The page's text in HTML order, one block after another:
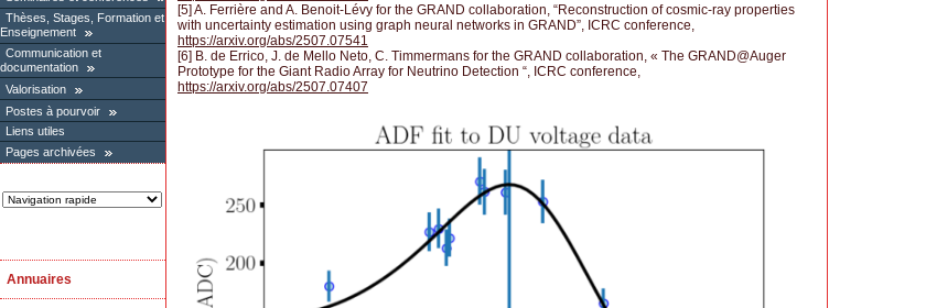
Thèses, Stages, Formation et
Enseignement
Communication et
documentation
Valorisation
Postes à pourvoir
Liens utiles
Pages archivées
Annuaires
[5] A. Ferrière and A. Benoit-Lévy for the GRAND collaboration, “Reconstruction of cosmic-ray properties
with uncertainty estimation using graph neural networks in GRAND”, ICRC conference,
https://arxiv.org/abs/2507.07541
[6] B. de Errico, J. de Mello Neto, C. Timmermans for the GRAND collaboration, « The GRAND@Auger
Prototype for the Giant Radio Array for Neutrino Detection “, ICRC conference,
https://arxiv.org/abs/2507.07407